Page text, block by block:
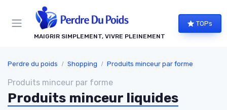
MAIGRIR SIMPLEMENT, VIVRE PLEINEMENT
TOPs
Perdre du poids Shopping Produits minceur par forme
Produits minceur par forme
Produits minceur liquides
Panneau de gestion des cookies